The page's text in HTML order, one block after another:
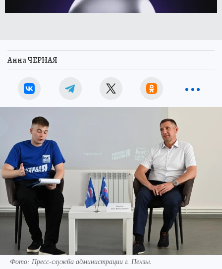
Анна ЧЕРНАЯ
Фото: Пресс-служба администрации г. Пензы.